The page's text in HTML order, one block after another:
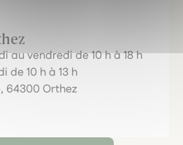
au vendredi de 10 h à 18 h
de 10 h à 13 h
64300 Orthez